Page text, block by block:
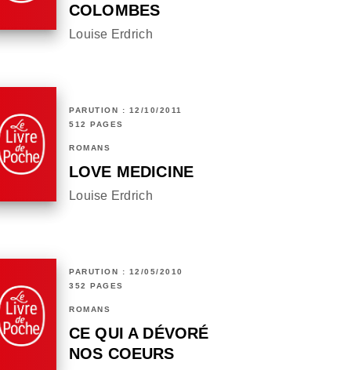
COLOMBES
Louise Erdrich
PARUTION : 12/10/2011
512 PAGES
ROMANS
LOVE MEDICINE
Louise Erdrich
PARUTION : 12/05/2010
352 PAGES
ROMANS
CE QUI A DÉVORÉ
NOS COEURS